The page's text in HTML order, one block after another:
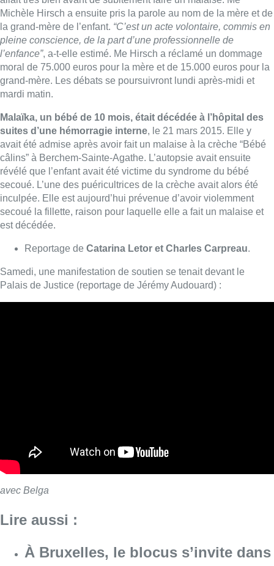
révélé que l’enfant avait été victime du syndrome du bébé
secoué. L’une des puéricultrices de la crèche avait alors été
inculpée. Elle est aujourd’hui prévenue d’avoir violemment
secoué la fillette, raison pour laquelle elle a fait un malaise et
est décédée.
Reportage deCatarina Letor et Charles Carpreau.
Palais de Justice (reportage de Jérémy Audouard) :